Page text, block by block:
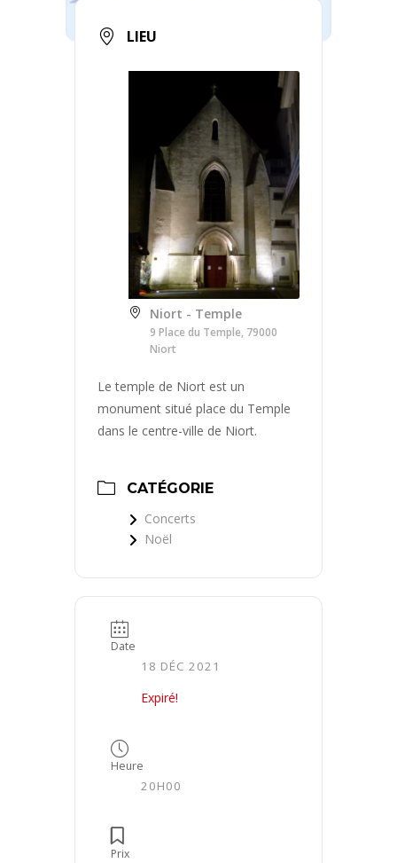
LIEU
Niort - Temple
9 Place du Temple, 79000
Niort
Le temple de Niort est un
monument situé place du Temple
dans le centre-ville de Niort.
CATÉGORIE
Concerts
Noël
Date
18 DÉC 2021
Expiré!
Heure
20H00
Prix